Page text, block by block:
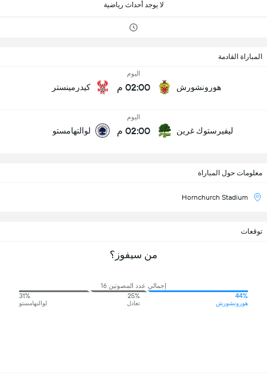
لا يوجد أحداث رياضية
المباراة القادمة
هورونشورش
اليوم
02:00 م كيدرمينستر
ليفيرستوك غرين
اليوم
02:00 م لوالتهامستو
معلومات حول المباراة
Hornchurch Stadium
توقعات
من سيفوز؟
إجمالي عدد المصوتين 16
44%
هورونشورش
25%
تعادل
31%
لوالتهامستو